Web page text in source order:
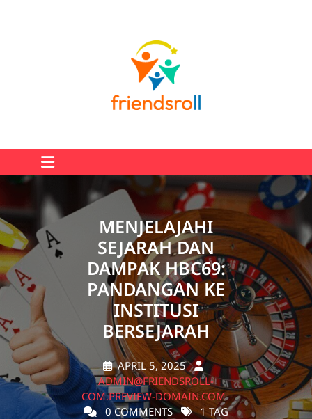
MENJELAJAHI
SEJARAH DAN
DAMPAK HBC69:
PANDANGAN KE
INSTITUSI
BERSEJARAH
APRIL 5, 2025
ADMIN@FRIENDSROLL-
COM.PREVIEW-DOMAIN.COM
0 COMMENTS
1 TAG